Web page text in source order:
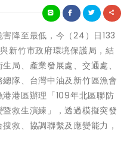
降至最低，今（24）日133
新竹市政府環境保護局，結
局、產業發展處、交通處、
隊、台灣中油及新竹區漁會
港區辦理「109年北區聯防
救生演練」，透過模擬突發
救、協調聯繫及應變能力，